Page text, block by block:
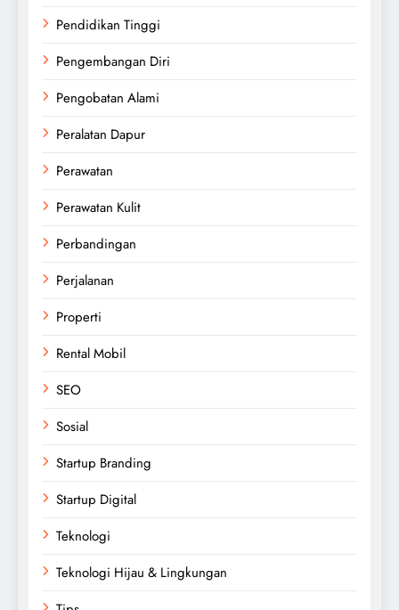
Pendidikan Tinggi
Pengembangan Diri
Pengobatan Alami
Peralatan Dapur
Perawatan
Perawatan Kulit
Perbandingan
Perjalanan
Properti
Rental Mobil
SEO
Sosial
Startup Branding
Startup Digital
Teknologi
Teknologi Hijau & Lingkungan